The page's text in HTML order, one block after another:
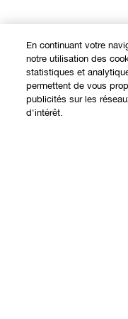
Expérience en ligne
En continuant votre
notre utilisation des
statistiques et
permettent de vous
publicités sur les
d'intérêt.